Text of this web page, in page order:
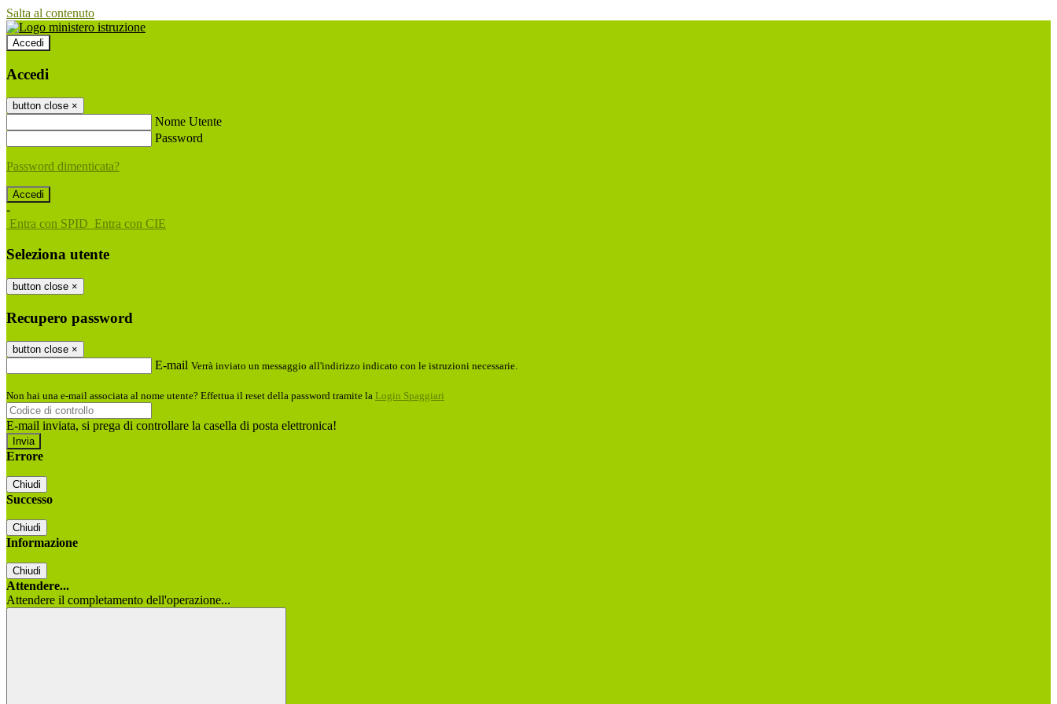
Salta al contenuto
Accedi
Accedi
button close ×
Nome Utente
Password
Password dimenticata?
-
Entra con SPID Entra con CIE
Seleziona utente
button close ×
Recupero password
button close ×
E-mail Verrà inviato un messaggio all'indirizzo indicato con le istruzioni necessarie.
Non hai una e-mail associata al nome utente? Effettua il reset della password tramite la Login Spaggiari
E-mail inviata, si prega di controllare la casella di posta elettronica!
Errore
Chiudi
Successo
Chiudi
Informazione
Chiudi
Attendere...
Attendere il completamento dell'operazione...